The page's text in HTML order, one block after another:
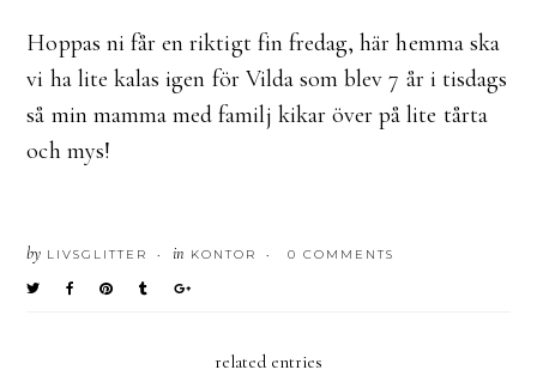
Hoppas ni får en riktigt fin fredag, här hemma ska
vi ha lite kalas igen för Vilda som blev 7 år i tisdags
så min mamma med familj kikar över på lite tårta
och mys!
by LIVSGLITTER • in KONTOR • 0 COMMENTS
related entries